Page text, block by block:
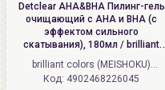
Detclear AHA&BHA Пилинг-гель
очищающий с AHA и BHA (с
эффектом сильного
скатывания), 180мл / brilliant
colors (MEISHOKU) Detclear
Bright&Peel AHA&BHA Fruits
Peeling Jelly
brilliant colors (MEISHOKU)
(Япония)
Код: 4902468226045